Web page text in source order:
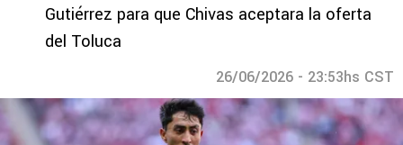
Gutiérrez para que Chivas aceptara la oferta
del Toluca
26/06/2026 - 23:53hs CST